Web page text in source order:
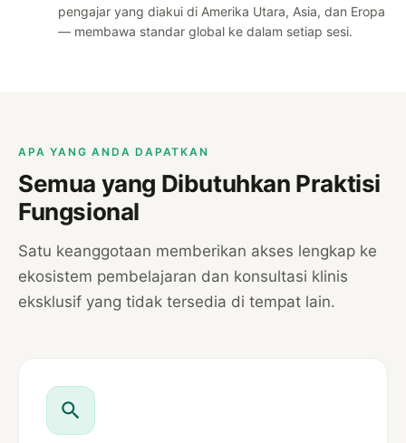
pengajar yang diakui di Amerika Utara, Asia, dan Eropa
— membawa standar global ke dalam setiap sesi.
APA YANG ANDA DAPATKAN
Semua yang Dibutuhkan Praktisi
Fungsional
Satu keanggotaan memberikan akses lengkap ke
ekosistem pembelajaran dan konsultasi klinis
eksklusif yang tidak tersedia di tempat lain.